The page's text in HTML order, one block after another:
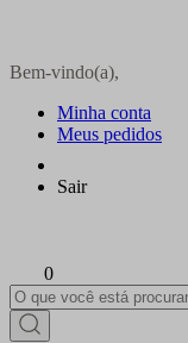
Bem-vindo(a),
Minha conta
Meus pedidos
Sair
0